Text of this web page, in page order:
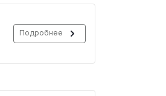
Подробнее